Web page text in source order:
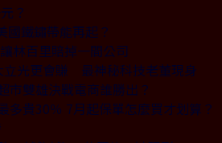
？
國鐵鏽帶能再起？
林百里賠掉一間公司
立光更會賺 最神秘科技老董現身
雙雄決戰電商誰勝出？
多貴30％ 7月起保單怎麼買才划算？